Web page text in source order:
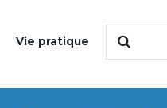
Vie pratique